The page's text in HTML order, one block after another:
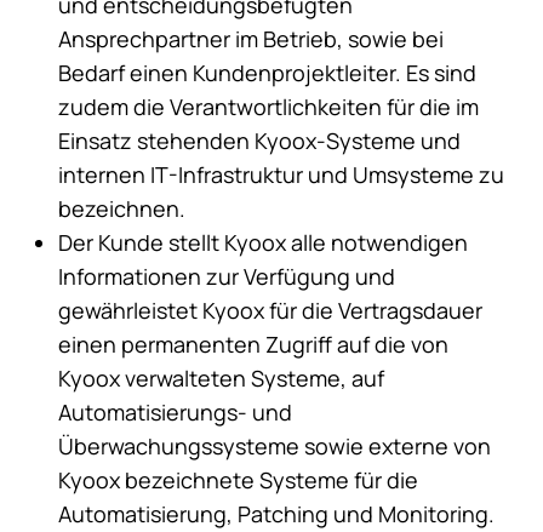
Ansprechpartner im Betrieb, sowie bei
Bedarf einen Kundenprojektleiter. Es sind
zudem die Verantwortlichkeiten für die im
Einsatz stehenden Kyoox-Systeme und
internen IT-Infrastruktur und Umsysteme zu
bezeichnen.
Der Kunde stellt Kyoox alle notwendigen
Informationen zur Verfügung und
gewährleistet Kyoox für die Vertragsdauer
einen permanenten Zugriff auf die von
Kyoox verwalteten Systeme, auf
Automatisierungs- und
Überwachungssysteme sowie externe von
Kyoox bezeichnete Systeme für die
Automatisierung, Patching und Monitoring.